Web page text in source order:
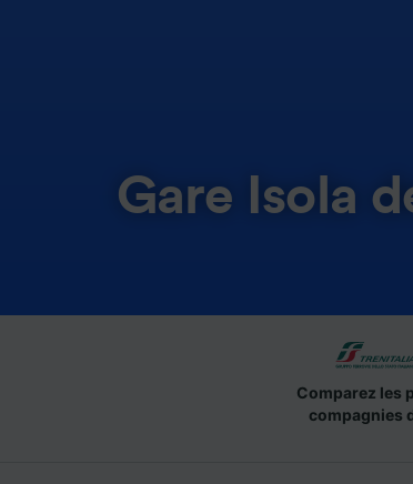
Gare Isola
Comparez les
compagnies